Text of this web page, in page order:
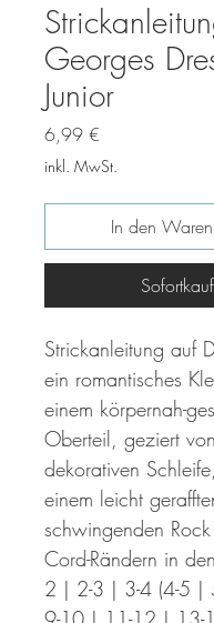
Georges
Junior
6,99 €
inkl. MwSt.
In den
Sofortkauf
Strickanleitung auf
ein romantisches
einem körpernah-
Oberteil, geziert
dekorativen
einem leicht
schwingenden
Cord-Rändern in
2 | 2-3 | 3-4 (4-5 |